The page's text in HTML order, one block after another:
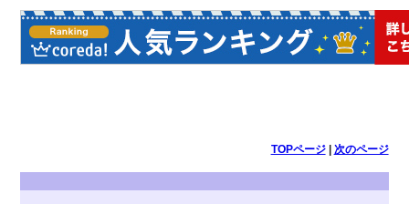
TOPページ| 次のページ